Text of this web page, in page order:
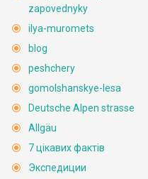
zapovednyky
ilya-muromets
blog
peshchery
gomolshanskye-lesa
Deutsche Alpen strasse
Allgäu
7 цікавих фактів
Экспедиции